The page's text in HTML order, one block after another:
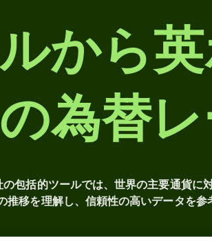
から
為替レ
包括的ツールでは、世界の主要通貨に
移を理解し、信頼性の高いデータを参